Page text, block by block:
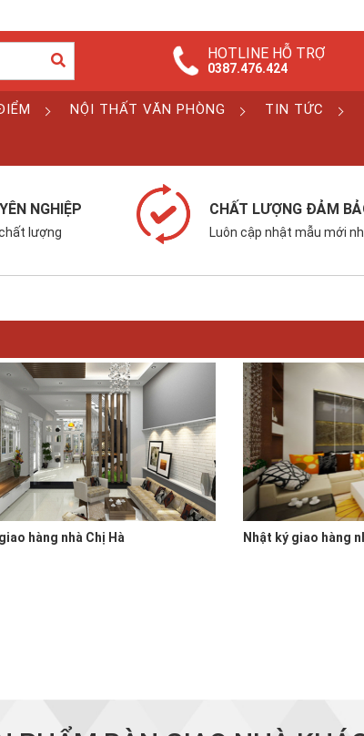
HOTLINE HỖ TRỢ
0387.476.424
NỘI THẤT VĂN PHÒNG TIN TỨC
NGHIỆP
lượng
CHẤT LƯỢNG ĐẢM
Luôn cập nhật mẫu mới
hàng nhà Chị Hà Nhật ký giao hàng